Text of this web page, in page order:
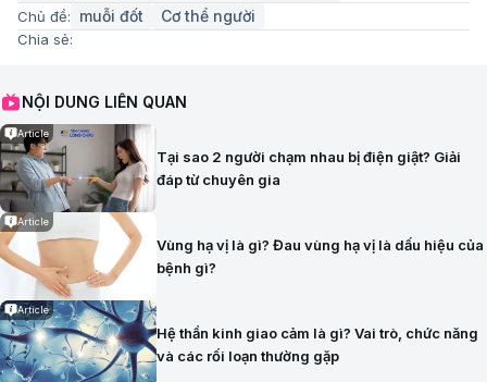
Chủ đề: muỗi đốt Cơ thể người
Chia sẻ:
NỘI DUNG LIÊN QUAN
Article
Tại sao 2 người chạm nhau bị điện giật? Giải
đáp từ chuyên gia
Article
Vùng hạ vị là gì? Đau vùng hạ vị là dấu hiệu của
bệnh gì?
Article
Hệ thần kinh giao cảm là gì? Vai trò, chức năng
và các rối loạn thường gặp